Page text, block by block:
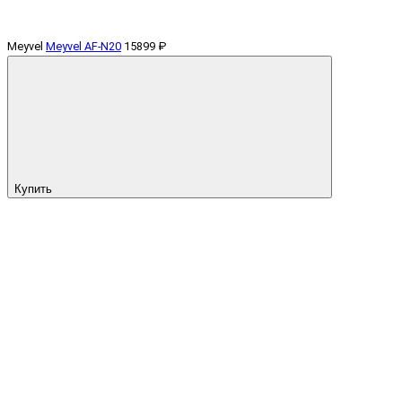
Meyvel Meyvel AF-N20 15899 ₽
Купить